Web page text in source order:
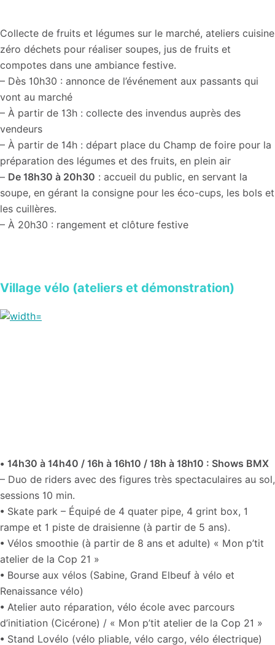
Collecte de fruits et légumes sur le marché, ateliers cuisine
zéro déchets pour réaliser soupes, jus de fruits et
compotes dans une ambiance festive.
– Dès 10h30 : annonce de l’événement aux passants qui
vont au marché
– À partir de 13h : collecte des invendus auprès des
vendeurs
– À partir de 14h : départ place du Champ de foire pour la
préparation des légumes et des fruits, en plein air
– De 18h30 à 20h30 : accueil du public, en servant la
soupe, en gérant la consigne pour les éco-cups, les bols et
les cuillères.
– À 20h30 : rangement et clôture festive
Village vélo (ateliers et démonstration)
• 14h30 à 14h40 / 16h à 16h10 / 18h à 18h10 : Shows BMX
– Duo de riders avec des figures très spectaculaires au sol,
sessions 10 min.
• Skate park – Équipé de 4 quater pipe, 4 grint box, 1
rampe et 1 piste de draisienne (à partir de 5 ans).
• Vélos smoothie (à partir de 8 ans et adulte) « Mon p’tit
atelier de la Cop 21 »
• Bourse aux vélos (Sabine, Grand Elbeuf à vélo et
Renaissance vélo)
• Atelier auto réparation, vélo école avec parcours
d’initiation (Cicérone) / « Mon p’tit atelier de la Cop 21 »
• Stand Lovélo (vélo pliable, vélo cargo, vélo électrique)